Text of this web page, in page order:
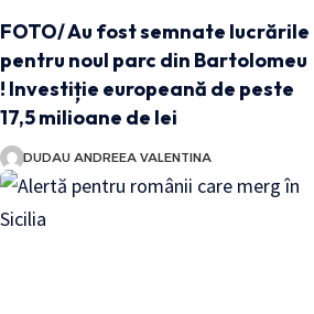
FOTO/ Au fost semnate lucrările
pentru noul parc din Bartolomeu
! Investiție europeană de peste
17,5 milioane de lei
DUDAU ANDREEA VALENTINA